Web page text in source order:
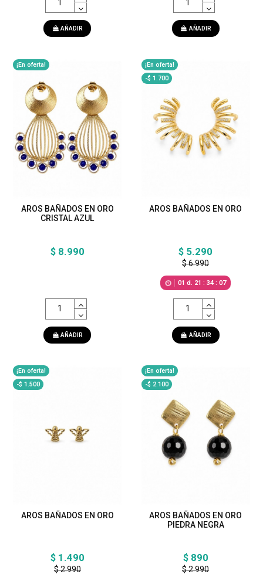
AÑADIR AÑADIR
¡En oferta!
AROS BAÑADOS EN ORO
CRISTAL AZUL
$ 8.990
AÑADIR
¡En oferta!
-$ 1.700
AROS BAÑADOS EN ORO
$ 5.290
$ 6.990
01 d. 21 : 34: 05
AÑADIR
¡En oferta!
-$ 1.500
AROS BAÑADOS EN ORO
$ 1.490
$ 2.990
¡En oferta!
-$ 2.100
AROS BAÑADOS EN ORO
PIEDRA NEGRA
$ 890
$ 2.990